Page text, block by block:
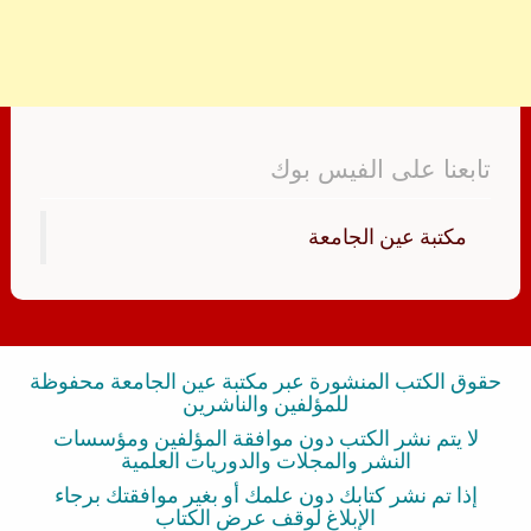
تابعنا على الفيس بوك
‏مكتبة عين الجامعة‏
حقوق الكتب المنشورة عبر مكتبة عين الجامعة محفوظة
للمؤلفين والناشرين
لا يتم نشر الكتب دون موافقة المؤلفين ومؤسسات
النشر والمجلات والدوريات العلمية
إذا تم نشر كتابك دون علمك أو بغير موافقتك برجاء
الإبلاغ لوقف عرض الكتاب